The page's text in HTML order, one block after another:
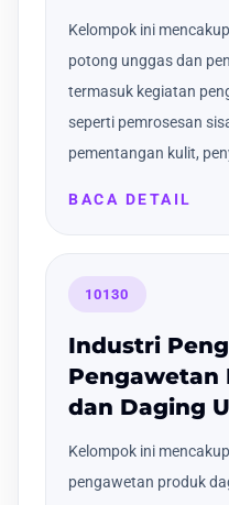
Kelompok ini
potong unggas dan
termasuk kegiatan
seperti pemrosesan
pementangan kulit,
BACA DETAIL
10130
Industri
Pengawetan
dan Daging
Kelompok ini
pengawetan produk